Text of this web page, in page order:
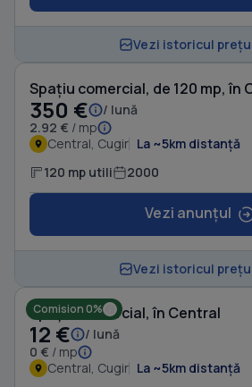
Vezi istoricul
Spațiu comercial, de 120 mp, în
350 €
/ lună
2.92 € / mp
Central, Cugir La ~5km distanță
120 mp utili 2000
Vezi anunțul
Vezi istoricul
Comision 0%
Spațiu comercial, în Central
12 €
/ lună
0 € / mp
Central, Cugir La ~5km distanță